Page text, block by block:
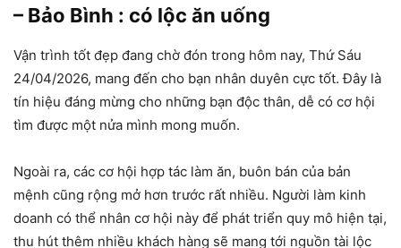
– Bảo Bình : có lộc ăn uống
Vận trình tốt đẹp đang chờ đón trong hôm nay, Thứ Sáu
24/04/2026, mang đến cho bạn nhân duyên cực tốt. Đây là
tín hiệu đáng mừng cho những bạn độc thân, dễ có cơ hội
tìm được một nửa mình mong muốn.
Ngoài ra, các cơ hội hợp tác làm ăn, buôn bán của bản
mệnh cũng rộng mở hơn trước rất nhiều. Người làm kinh
doanh có thể nhân cơ hội này để phát triển quy mô hiện tại,
thu hút thêm nhiều khách hàng sẽ mang tới nguồn tài lộc